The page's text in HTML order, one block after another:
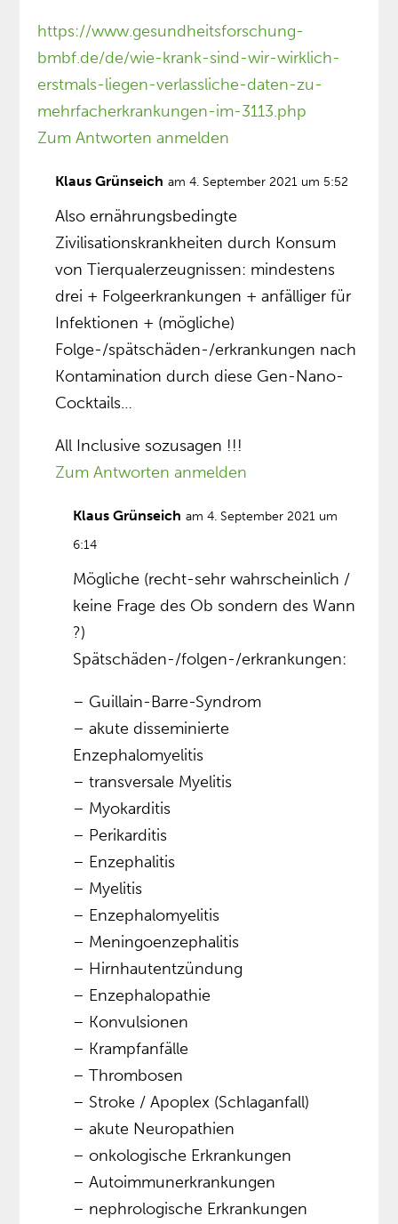
https://www.gesundheitsforschung-
bmbf.de/de/wie-krank-sind-wir-wirklich-
erstmals-liegen-verlassliche-daten-zu-
mehrfacherkrankungen-im-3113.php
Zum Antworten anmelden
Klaus Grünseich am 4. September 2021 um 5:52
Also ernährungsbedingte
Zivilisationskrankheiten durch Konsum
von Tierqualerzeugnissen: mindestens
drei + Folgeerkrankungen + anfälliger für
Infektionen + (mögliche)
Folge-/spätschäden-/erkrankungen nach
Kontamination durch diese Gen-Nano-
Cocktails…
All Inclusive sozusagen !!!
Zum Antworten anmelden
Klaus Grünseich am 4. September 2021 um
6:14
Mögliche (recht-sehr wahrscheinlich /
keine Frage des Ob sondern des Wann
?)
Spätschäden-/folgen-/erkrankungen:
– Guillain-Barre-Syndrom
– akute disseminierte
Enzephalomyelitis
– transversale Myelitis
– Myokarditis
– Perikarditis
– Enzephalitis
– Myelitis
– Enzephalomyelitis
– Meningoenzephalitis
– Hirnhautentzündung
– Enzephalopathie
– Konvulsionen
– Krampfanfälle
– Thrombosen
– Stroke / Apoplex (Schlaganfall)
– akute Neuropathien
– onkologische Erkrankungen
– Autoimmunerkrankungen
– nephrologische Erkrankungen